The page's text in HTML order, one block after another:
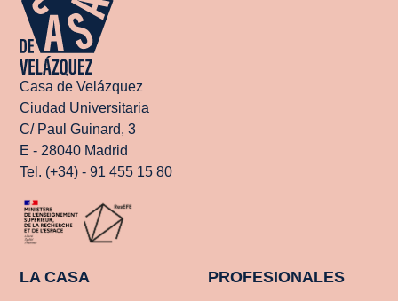
Casa de Velázquez
Ciudad Universitaria
C/ Paul Guinard, 3
E - 28040 Madrid
Tel. (+34) - 91 455 15 80
LA CASA PROFESIONALES